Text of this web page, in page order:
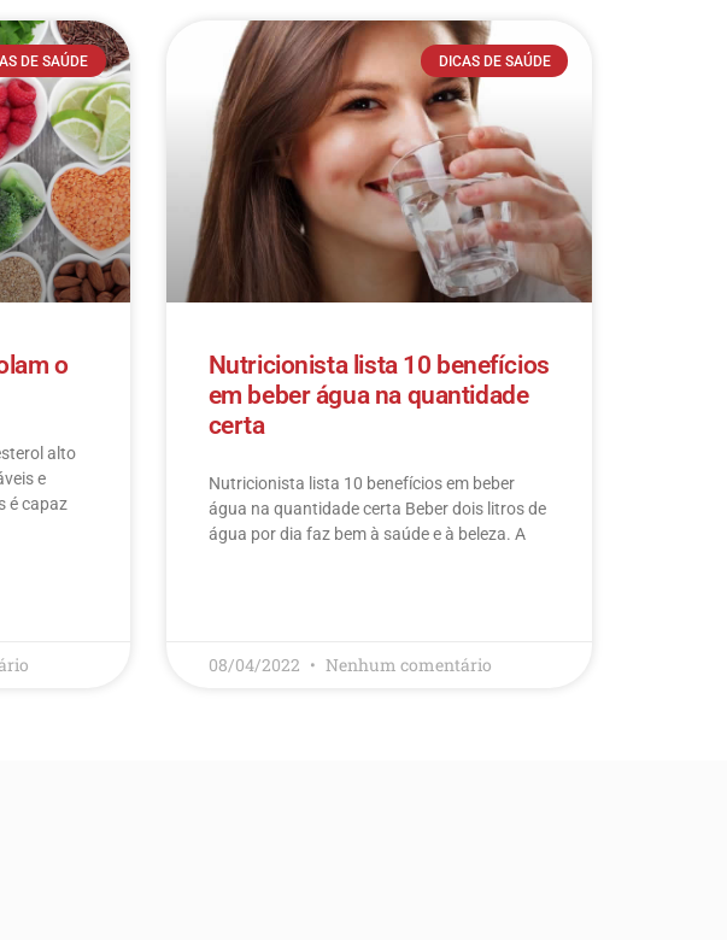
DE SAÚDE
o
alto​
e
é capaz
DICAS DE SAÚDE
Nutricionista lista 10 benefícios
em beber água na quantidade
certa
Nutricionista lista 10 benefícios em beber
água na quantidade certa Beber dois litros de
água por dia faz bem à saúde e à beleza. A
08/04/2022 Nenhum comentário